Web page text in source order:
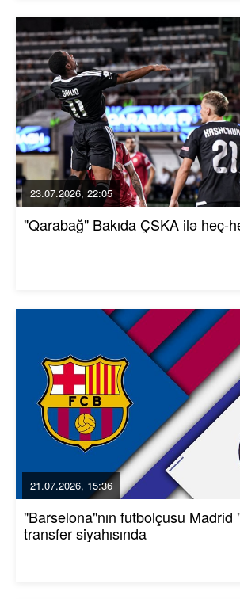
23.07.2026, 22:05
"Qarabağ" Bakıda ÇSKA ilə heç-
21.07.2026, 15:36
"Barselona"nın futbolçusu Madrid
transfer siyahısında